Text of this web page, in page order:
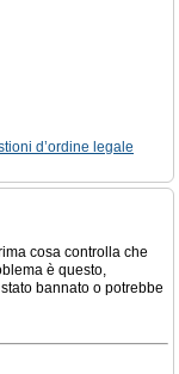
d’ordine legale
cosa controlla che
è questo,
bannato o potrebbe